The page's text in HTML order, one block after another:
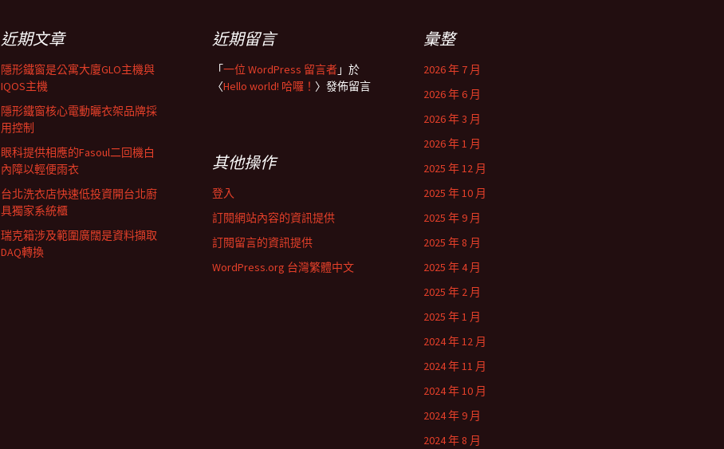
近期文章
隱形鐵窗是公寓大廈GLO主機與
IQOS主機
隱形鐵窗核心電動曬衣架品牌採
用控制
眼科提供相應的Fasoul二回機白
內障以輕便雨衣
台北洗衣店快速低投資開台北廚
具獨家系統櫃
瑞克箱涉及範圍廣闊是資料擷取
DAQ轉換
近期留言
「一位 WordPress 留言者」於
〈Hello world! 哈囉！ 〉發佈留言
彙整
2026 年 7 月
2026 年 6 月
2026 年 3 月
2026 年 1 月
2025 年 12 月
2025 年 10 月
2025 年 9 月
2025 年 8 月
2025 年 4 月
2025 年 2 月
2025 年 1 月
2024 年 12 月
2024 年 11 月
2024 年 10 月
2024 年 9 月
2024 年 8 月
其他操作
登入
訂閱網站內容的資訊提供
訂閱留言的資訊提供
WordPress.org 台灣繁體中文